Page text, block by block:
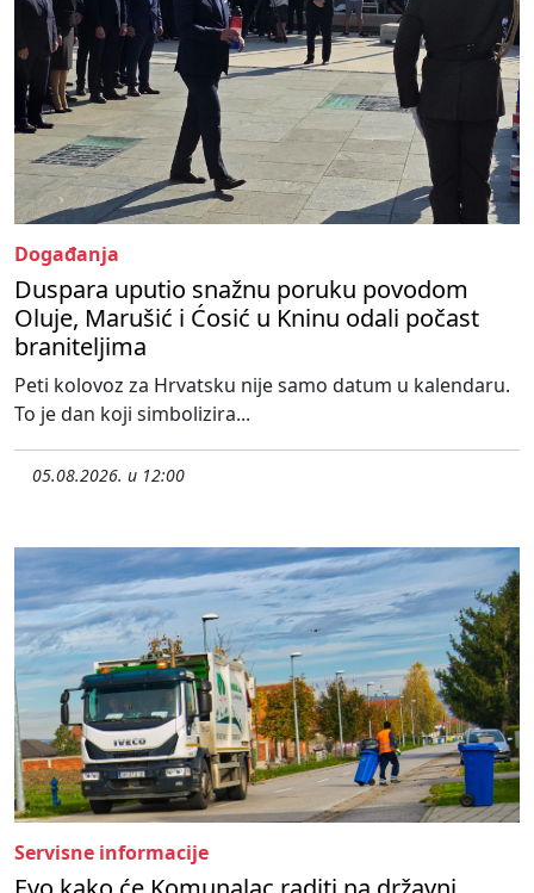
Događanja
Duspara uputio snažnu poruku povodom
Oluje, Marušić i Ćosić u Kninu odali počast
braniteljima
Peti kolovoz za Hrvatsku nije samo datum u kalendaru.
To je dan koji simbolizira...
05.08.2026. u 12:00
Servisne informacije